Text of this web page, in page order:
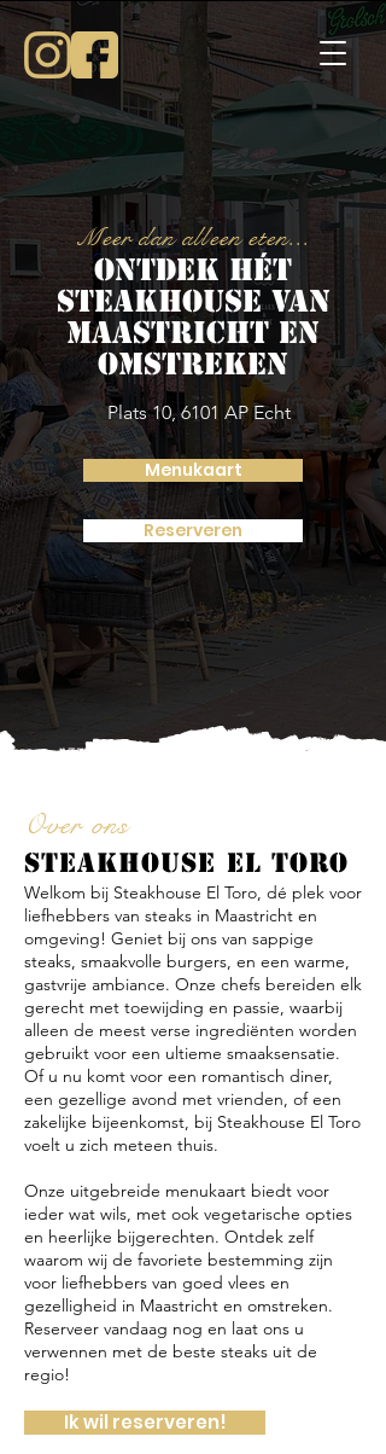
Meer dan alleen eten...
Ontdek hét
steakhouse van
Maastricht en
omstreken
Plats 10, 6101 AP Echt
Menukaart
Reserveren
Over ons
STEAKHOUSE EL TORO
Welkom bij Steakhouse El Toro, dé plek voor
liefhebbers van steaks in Maastricht en
omgeving! Geniet bij ons van sappige
steaks, smaakvolle burgers, en een warme,
gastvrije ambiance. Onze chefs bereiden elk
gerecht met toewijding en passie, waarbij
alleen de meest verse ingrediënten worden
gebruikt voor een ultieme smaaksensatie.
Of u nu komt voor een romantisch diner,
een gezellige avond met vrienden, of een
zakelijke bijeenkomst, bij Steakhouse El Toro
voelt u zich meteen thuis.
Onze uitgebreide menukaart biedt voor
ieder wat wils, met ook vegetarische opties
en heerlijke bijgerechten. Ontdek zelf
waarom wij de favoriete bestemming zijn
voor liefhebbers van goed vlees en
gezelligheid in Maastricht en omstreken.
Reserveer vandaag nog en laat ons u
verwennen met de beste steaks uit de
regio!
Ik wil reserveren!